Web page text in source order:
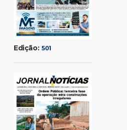
Edição: 501